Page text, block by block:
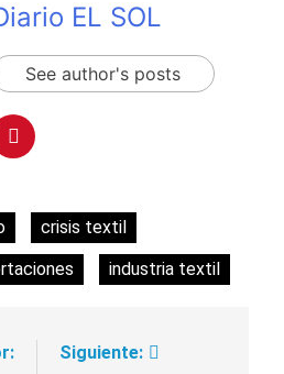
EL SOL
See author's posts
crisis textil
industria textil
Siguiente: